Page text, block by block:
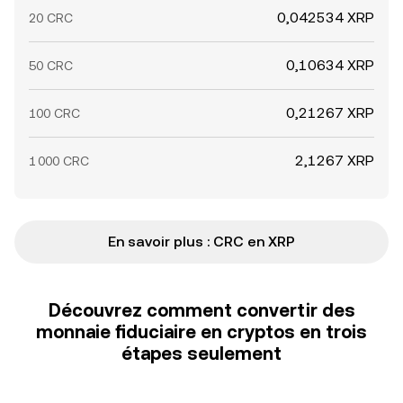
20 CRC 0,042534 XRP
50 CRC 0,10634 XRP
100 CRC 0,21267 XRP
1 000 CRC 2,1267 XRP
En savoir plus : CRC en XRP
Découvrez comment convertir des
monnaie fiduciaire en cryptos en trois
étapes seulement